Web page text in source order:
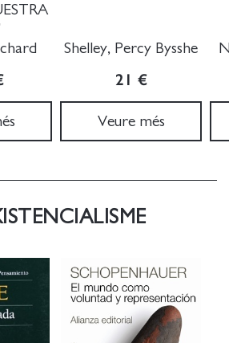
Shelley, Percy Bysshe
21 €
Veure més